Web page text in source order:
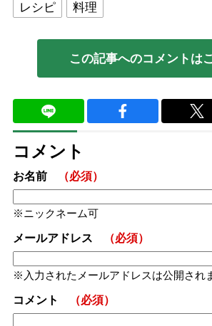
レシピ
料理
この記事へのコメントは
コメント
お名前 （必須）
ニックネーム可
メールアドレス （必須）
入力されたメールアドレスは公開され
コメント （必須）